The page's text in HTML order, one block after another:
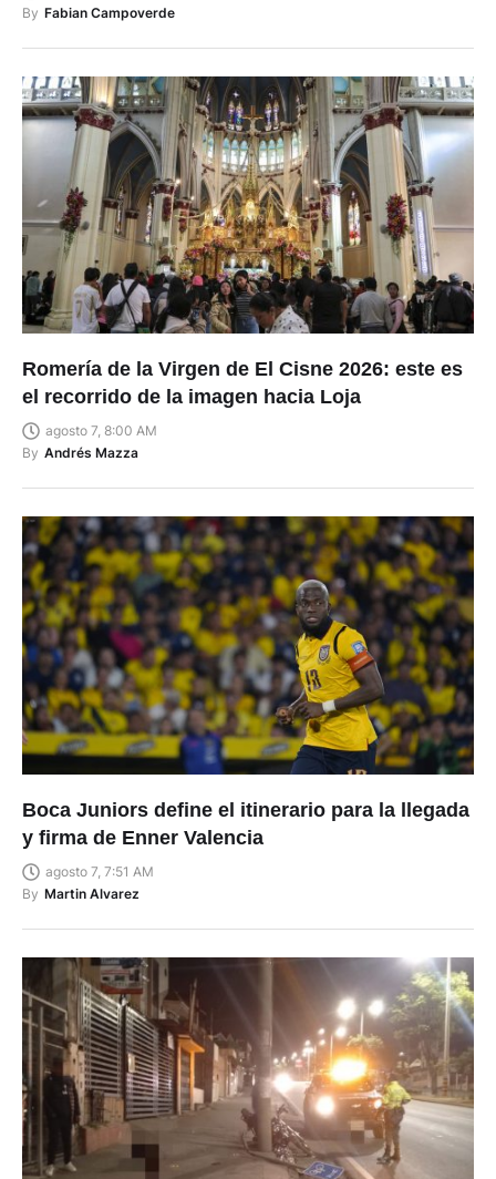
By Fabian Campoverde
Romería de la Virgen de El Cisne 2026: este es
el recorrido de la imagen hacia Loja
agosto 7, 8:00 AM
By Andrés Mazza
Boca Juniors define el itinerario para la llegada
y firma de Enner Valencia
agosto 7, 7:51 AM
By Martin Alvarez